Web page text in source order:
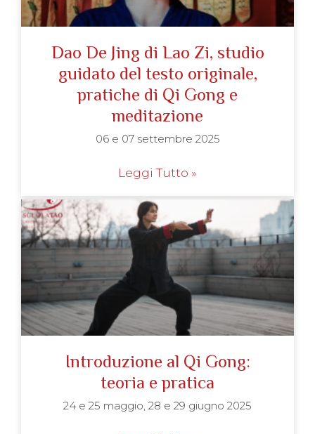
Dao De Jing di Lao Zi, studio
guidato del testo originale,
pratiche di Qi Gong e
meditazione
06 e 07 settembre 2025
Leggi Tutto »
Introduzione al Qi Gong:
teoria e pratica
24 e 25 maggio, 28 e 29 giugno 2025